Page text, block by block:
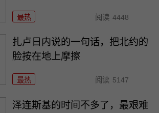
最热 阅读 4448
扎卢日内说的一句话，把北约的
脸按在地上摩擦
最热 阅读 5147
泽连斯基的时间不多了，最艰难